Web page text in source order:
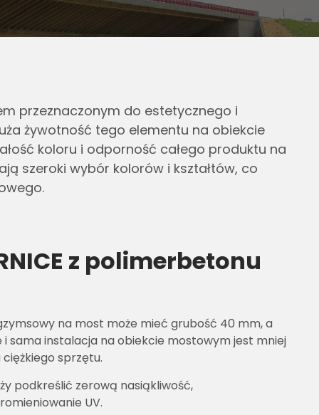
przeznaczonym do estetycznego i
żywotność tego elementu na obiekcie
koloru i odporność całego produktu na
szeroki wybór kolorów i kształtów, co
z polimerbetonu
na most może mieć grubość 40 mm, a
sama instalacja na obiekcie mostowym jest mniej
sprzętu.
podkreślić zerową nasiąkliwość,
UV.